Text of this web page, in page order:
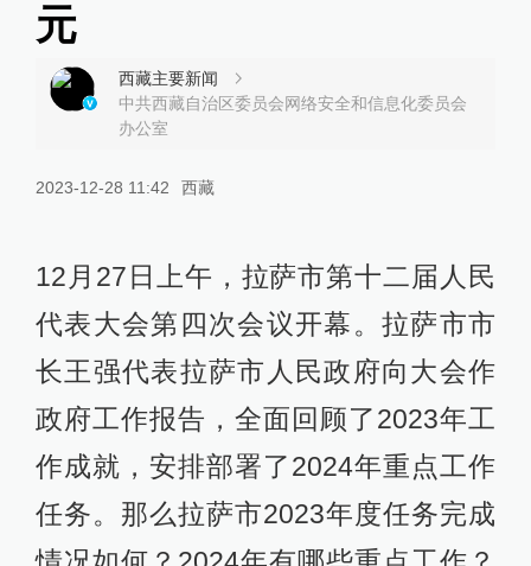
元
西藏主要新闻
中共西藏自治区委员会网络安全和信息化委员会
办公室
2023-12-28 11:42 西藏
12月27日上午，拉萨市第十二届人民
代表大会第四次会议开幕。拉萨市市
长王强代表拉萨市人民政府向大会作
政府工作报告，全面回顾了2023年工
作成就，安排部署了2024年重点工作
任务。那么拉萨市2023年度任务完成